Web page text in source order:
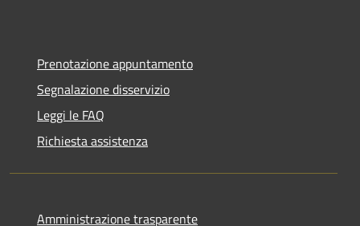
Prenotazione appuntamento
Segnalazione disservizio
Leggi le FAQ
Richiesta assistenza
Amministrazione trasparente